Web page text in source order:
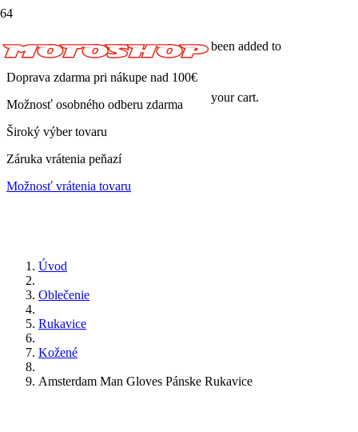
been added to
your cart.
Doprava zdarma pri nákupe nad 100€
Možnosť osobného odberu zdarma
Široký výber tovaru
Záruka vrátenia peňazí
Možnosť vrátenia tovaru
Úvod
Oblečenie
Rukavice
Kožené
Amsterdam Man Gloves Pánske Rukavice